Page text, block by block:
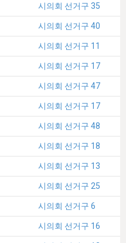
시의회 선거구 35
시의회 선거구 40
시의회 선거구 11
시의회 선거구 17
시의회 선거구 47
시의회 선거구 17
시의회 선거구 48
시의회 선거구 18
시의회 선거구 13
시의회 선거구 25
시의회 선거구 6
시의회 선거구 16